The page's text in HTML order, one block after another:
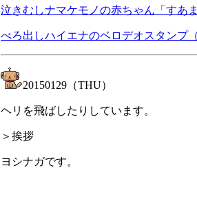
泣きむしナマケモノの赤ちゃん「すあ
べろ出しハイエナのベロデオスタンプ
20150129（THU）
ヘリを飛ばしたりしています。
＞挨拶
ヨシナガです。